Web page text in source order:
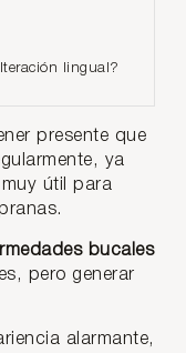
lingual?
presente que
ya
útil para
bucales
pero generar
alarmante,